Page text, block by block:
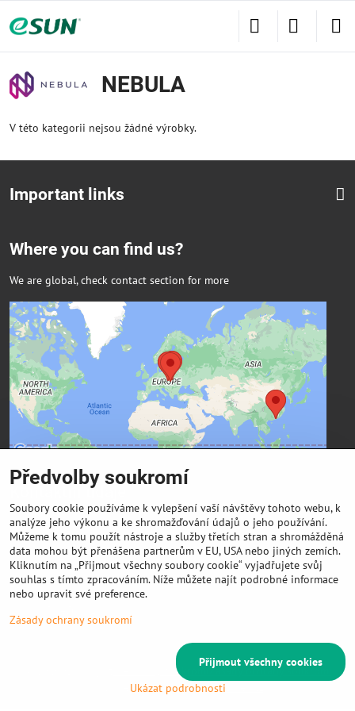
NEBULA
V této kategorii nejsou žádné výrobky.
Important links
Where you can find us?
We are global, check contact section for more
Externí obsah je blokován Volbami
soukromí
Přejete si načíst externí obsah?
Povolit a zapamatovat - souhlas s druhem cookie:
Funkční
Kontaktní údaje
FIBER3D Co., limited
Phone:
+86 131 4701 8937 (China) - hlavní sídlo
E-mail:
Předvolby soukromíZásady ochrany soukromí
Vytvořeno systémem:ByznysWeb.cz
Předvolby soukromí
Soubory cookie používáme k vylepšení vaší návštěvy tohoto webu, k
analýze jeho výkonu a ke shromažďování údajů o jeho používání.
Můžeme k tomu použít nástroje a služby třetích stran a shromážděná
data mohou být přenášena partnerům v EU, USA nebo jiných zemích.
Kliknutím na „Přijmout všechny soubory cookie“ vyjadřujete svůj
souhlas s tímto zpracováním. Níže můžete najít podrobné informace
nebo upravit své preference.
Zásady ochrany soukromí
Ukázat podrobnosti
Přijmout všechny cookies